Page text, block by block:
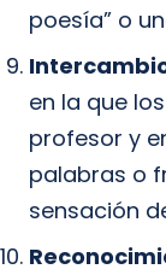
poesía” o
en la que
profesor y
palabras o
sensación